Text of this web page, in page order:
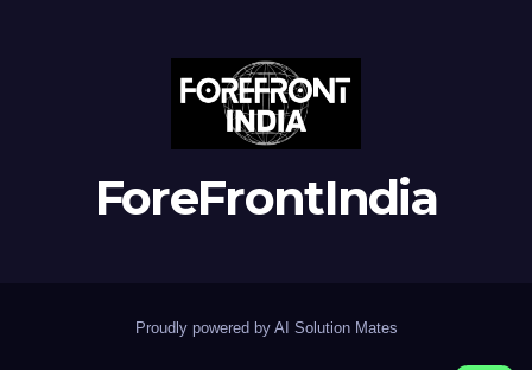
ForeFrontIndia
Proudly powered by AI Solution Mates